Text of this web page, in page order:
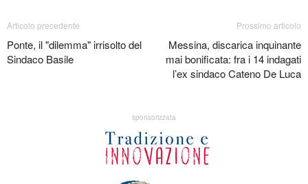
Articolo precedente
Ponte, il "dilemma" irrisolto del
Sindaco Basile
Prossimo articolo
Messina, discarica inquinante
mai bonificata: fra i 14 indagati
l’ex sindaco Cateno De Luca
sponsorizzata